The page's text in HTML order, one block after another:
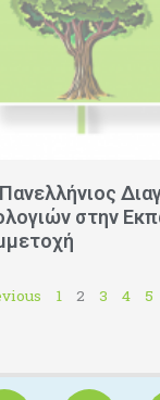
στην
1 2 3 4 5